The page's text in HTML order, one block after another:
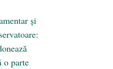
și
o parte